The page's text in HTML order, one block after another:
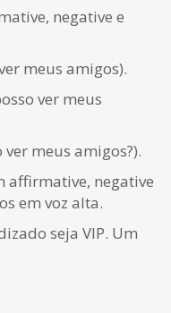
negative e
meus amigos).
ver meus
ver meus amigos?).
affirmative, negative
em voz alta.
seja VIP. Um